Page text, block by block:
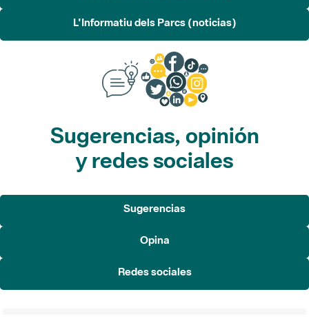
L'Informatiu dels Parcs (noticias)
Sugerencias, opinión
y redes sociales
Sugerencias
Opina
Redes sociales